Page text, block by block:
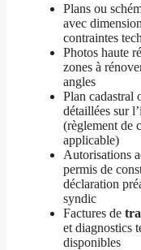
Plans ou
avec
contraintes
Photos haute
zones à
angles
Plan cadastral
détaillées sur
(règlement de
applicable)
Autorisations
permis de
déclaration
syndic
Factures de
et diagnostics
disponibles